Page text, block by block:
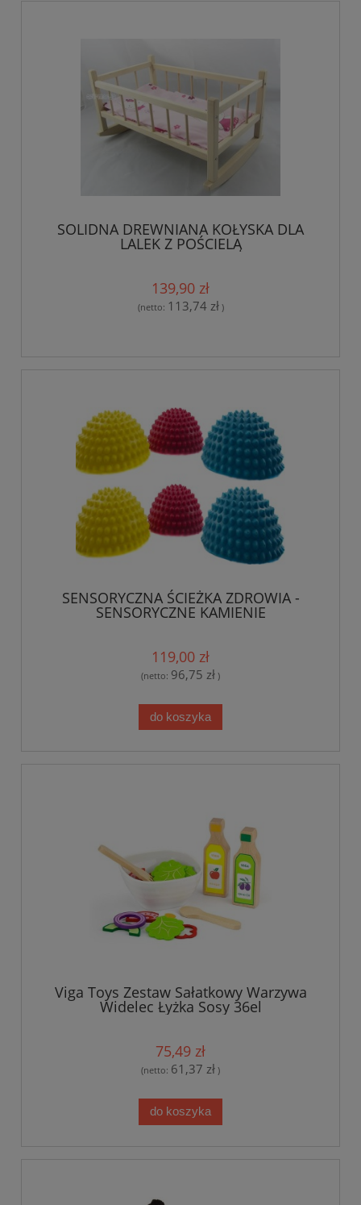
SOLIDNA DREWNIANA KOŁYSKA DLA
LALEK Z POŚCIELĄ
139,90 zł
(netto: 113,74 zł)
SENSORYCZNA ŚCIEŻKA ZDROWIA -
SENSORYCZNE KAMIENIE
119,00 zł
(netto: 96,75 zł )
do koszyka
Viga Toys Zestaw Sałatkowy Warzywa
Widelec Łyżka Sosy 36el
75,49 zł
(netto: 61,37 zł )
do koszyka